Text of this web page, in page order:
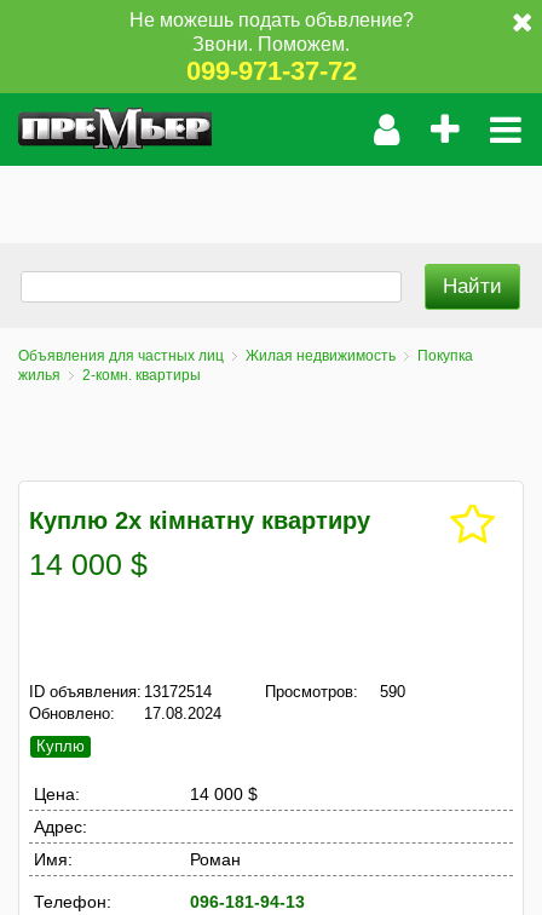
Не можешь подать объвление?
Звони. Поможем.
099-971-37-72
Объявления для частных лиц Жилая недвижимость
Покупка
жилья
2-комн. квартиры
Куплю 2х кімнатну квартиру
14 000 $
ID объявления: 13172514
Обновлено:
17.08.2024
Просмотров: 590
Куплю
Цена:
14 000 $
Адрес:
Имя:
Роман
Телефон: 096-181-94-13